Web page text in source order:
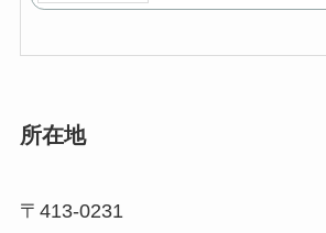
所在地
〒413-0231